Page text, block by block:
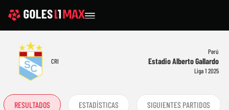
CRI
Perú
Estadio Alberto Gallardo
Liga 1 2025
RESULTADOS ESTADÍSTICAS SIGUIENTES PARTIDOS